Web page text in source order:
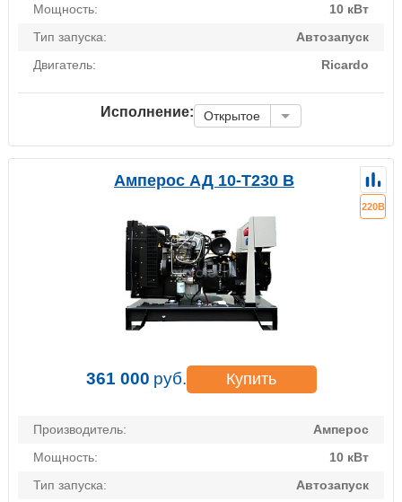
Мощность:
10 кВт
Тип запуска:
Автозапуск
Двигатель:
Ricardo
Исполнение: Открытое
Амперос АД 10-Т230 B
220В
361 000 руб. Купить
Производитель:
Амперос
Мощность:
10 кВт
Тип запуска:
Автозапуск